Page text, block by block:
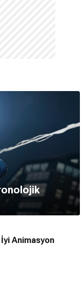
İyi Animasyon